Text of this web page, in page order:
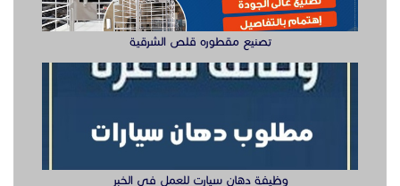
ومستودعات حديد ومحلات تجارية وذلك من خلال أستخدام
أدوات ومعدات ذو جودة عالية وهي توفر الوقت والجهد
المبذول حتى يحصل العميل على خدمة رائعة 100%.
توفر شركة مظلات هناجر الاختيار الاول 0500559613
كتالوجات مميزة بها أشكال وتصاميم متنوعة من الهناجر
من تنفيذها.
مجال تركيب الهناجر والمستودعات بالرياض.. حيث نمتلك خبرة